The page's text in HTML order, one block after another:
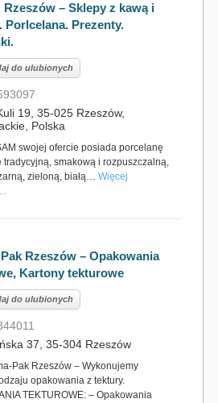
Rzeszów – Sklepy z kawą i
Porlcelana. Prezenty.
do ulubionych
19, 35-025 Rzeszów,
Polska
swojej ofercie posiada porcelanę
tradycyjną, smakową i rozpuszczalną,
zieloną, białą… Więcej
Rzeszów – Opakowania
Kartony tekturowe
do ulubionych
37, 35-304 Rzeszów
Pak Rzeszów – Wykonujemy
opakowania z tektury.
TEKTUROWE: – Opakowania